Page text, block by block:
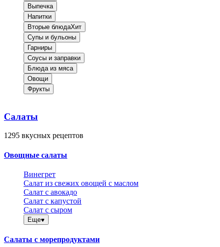
Выпечка
Напитки
Вторые блюдаХит
Супы и бульоны
Гарниры
Соусы и заправки
Блюда из мяса
Овощи
Фрукты
Салаты
1295 вкусных рецептов
Овощные салаты
Винегрет
Салат из свежих овощей с маслом
Салат с авокадо
Салат с капустой
Салат с сыром
Еще
Салаты с морепродуктами